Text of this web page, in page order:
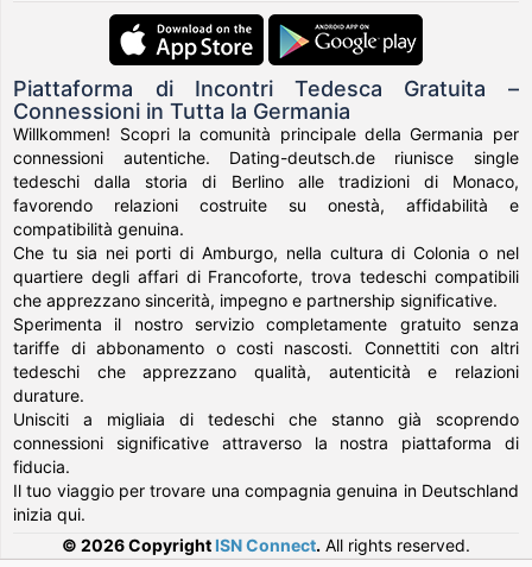
Piattaforma di Incontri Tedesca Gratuita –
Connessioni in Tutta la Germania
Willkommen! Scopri la comunità principale della Germania per
connessioni autentiche. Dating-deutsch.de riunisce single
tedeschi dalla storia di Berlino alle tradizioni di Monaco,
favorendo relazioni costruite su onestà, affidabilità e
compatibilità genuina.
Che tu sia nei porti di Amburgo, nella cultura di Colonia o nel
quartiere degli affari di Francoforte, trova tedeschi compatibili
che apprezzano sincerità, impegno e partnership significative.
Sperimenta il nostro servizio completamente gratuito senza
tariffe di abbonamento o costi nascosti. Connettiti con altri
tedeschi che apprezzano qualità, autenticità e relazioni
durature.
Unisciti a migliaia di tedeschi che stanno già scoprendo
connessioni significative attraverso la nostra piattaforma di
fiducia.
Il tuo viaggio per trovare una compagnia genuina in Deutschland
inizia qui.
© 2026 Copyright ISN Connect. All rights reserved.